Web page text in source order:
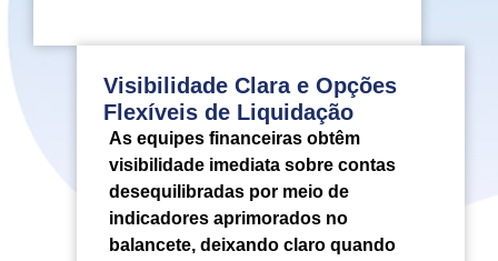
Visibilidade Clara e Opções
Flexíveis de Liquidação
As equipes financeiras obtêm
visibilidade imediata sobre contas
desequilibradas por meio de
indicadores aprimorados no
balancete, deixando claro quando